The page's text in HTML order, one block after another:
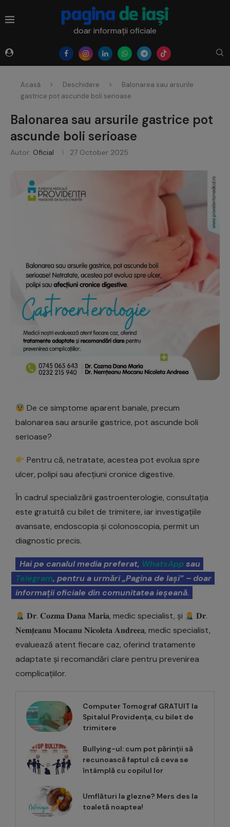
doar informații oficiale
Acasă Deschidere
Balonarea sau arsurile
gastrice pot ascunde boli serioase
Balonarea sau arsurile gastrice pot
ascunde boli serioase
Autor: Oficial 27 October 2025
De ce simptome aparent banale, precum
balonarea sau arsurile gastrice, pot ascunde boli
serioase?
Pentru că, netratate, acestea pot evolua spre
ulcer, polipi sau afecțiuni cronice digestive.
În cadrul specializării gastroenterologie, consultația
este gratuită cu bilet de trimitere, iar investigațiile
avansate, endoscopia și colonoscopia, permit un
diagnostic precis.
Hai pe canalul media preferat, WhatsAppsau
Telegram, pentru a urmări „Pagina de Iași” – doar
informații oficiale din comunitatea ieșeană.
𝐃𝐫. 𝐂𝐨𝐳𝐦𝐚 𝐃𝐚𝐧𝐚 𝐌𝐚𝐫𝐢𝐚, medic specialist, și
𝐃𝐫.
𝐍𝐞𝐦𝐭̦𝐞𝐚𝐧𝐮 𝐌𝐨𝐜𝐚𝐧𝐮 𝐍𝐢𝐜𝐨𝐥𝐞𝐭𝐚 𝐀𝐧𝐝𝐫𝐞𝐞𝐚, medic specialist,
evaluează atent fiecare caz, oferind tratamente
adaptate și recomandări clare pentru prevenirea
complicațiilor.
Computer Tomograf GRATUIT la
Spitalul Providența, cu bilet de
trimitere
Bullying-ul: cum pot părinții să
recunoască faptul că ceva se
întâmplă cu copilul lor
Umflături la glezne? Mers des la
toaletă noaptea!